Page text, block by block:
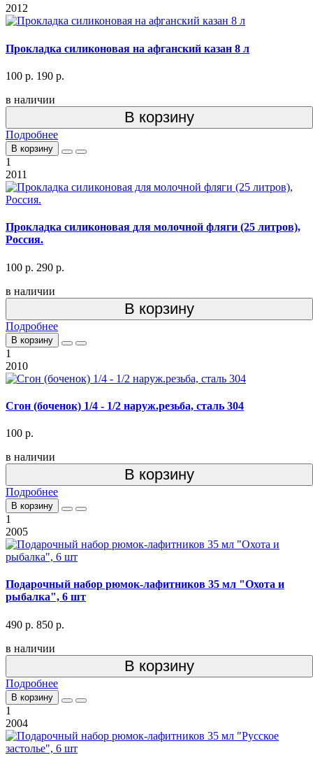
2012
Прокладка силиконовая на афганский казан 8 л
100 р. 190 р.
в наличии
В корзину
Подробнее
В корзину
1
2011
Прокладка силиконовая для молочной фляги (25 литров),
Россия.
100 р. 290 р.
в наличии
В корзину
Подробнее
В корзину
1
2010
Сгон (боченок) 1/4 - 1/2 наруж.резьба, сталь 304
100 р.
в наличии
В корзину
Подробнее
В корзину
1
2005
Подарочный набор рюмок-лафитников 35 мл "Охота и
рыбалка", 6 шт
490 р. 850 р.
в наличии
В корзину
Подробнее
В корзину
1
2004